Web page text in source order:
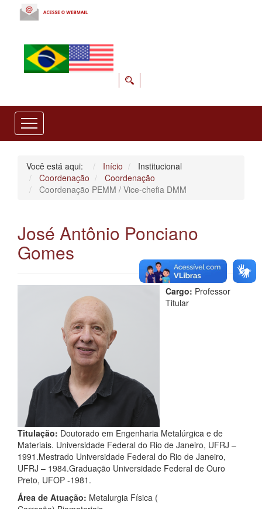
Você está aqui: Início
Institucional
Coordenação
Coordenação
Coordenação PEMM / Vice-chefia DMM
José Antônio Ponciano
Gomes
Cargo: Professor
Titular
Titulação: Doutorado em Engenharia Metalúrgica e de
Materiais. Universidade Federal do Rio de Janeiro, UFRJ –
1991.Mestrado Universidade Federal do Rio de Janeiro,
UFRJ – 1984.Graduação Universidade Federal de Ouro
Preto, UFOP -1981.
Área de Atuação: Metalurgia Física (